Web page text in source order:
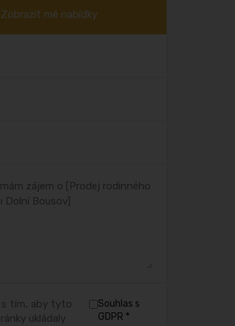
Zobrazit mé nabídky
Souhlas s
GDPR *
s tím, aby tyto
ukládaly